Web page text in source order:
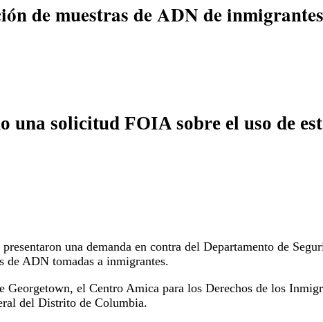
de muestras de ADN de inmigrantes
una solicitud FOIA sobre el uso de
una demanda en contra del Departamento de
de ADN tomadas a inmigrantes.
el Centro Amica para los Derechos de los
del Distrito de Columbia.